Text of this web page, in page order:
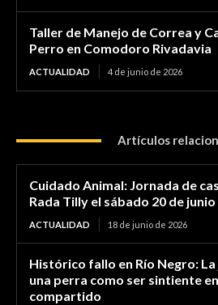
Taller de Manejo de Correa y
Perro en Comodoro Rivadavia
ACTUALIDAD 4 de junio de 2026
Artículos
Cuidado Animal: Jornada de
Rada Tilly el sábado 20 de junio
ACTUALIDAD 18 de junio de 2026
Histórico fallo en Río Negro:
una perra como ser sintiente
compartido